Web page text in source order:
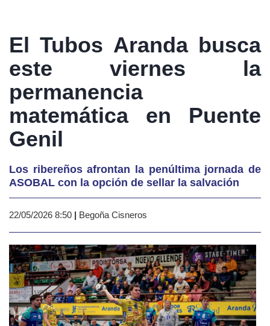
El Tubos Aranda busca
este viernes la
permanencia
matemática en Puente
Genil
Los ribereños afrontan la penúltima jornada de
ASOBAL con la opción de sellar la salvación
22/05/2026 8:50 | Begoña Cisneros